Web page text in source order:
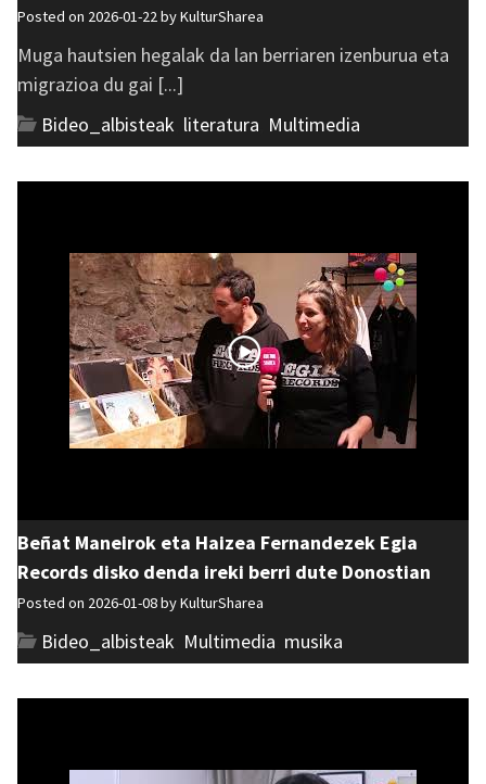
Posted on 2026-01-22 byKulturSharea
Muga hautsien hegalak da lan berriaren izenburua eta
migrazioa du gai [...]
Bideo_albisteak literatura Multimedia
Beñat Maneirok eta Haizea Fernandezek Egia
Records disko denda ireki berri dute Donostian
Posted on 2026-01-08 byKulturSharea
Bideo_albisteak Multimedia musika